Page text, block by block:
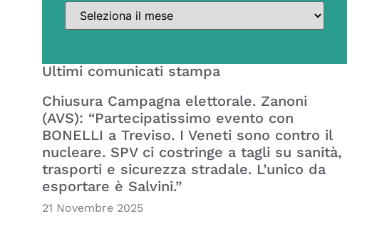
Ultimi comunicati stampa
Chiusura Campagna elettorale. Zanoni
(AVS): “Partecipatissimo evento con
BONELLI a Treviso. I Veneti sono contro il
nucleare. SPV ci costringe a tagli su sanità,
trasporti e sicurezza stradale. L’unico da
esportare è Salvini.”
21 Novembre 2025